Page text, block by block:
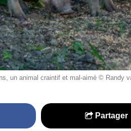
un animal craintif et mal-aimé © Randy
Partager